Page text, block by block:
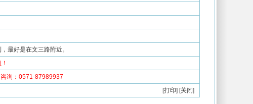
最好是在文三路附近。
询：0571-87989937
[打印] [关闭]